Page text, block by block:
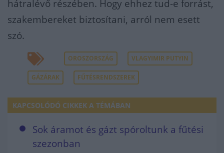
hátralévő részében. Hogy ehhez tud-e forrást,
szakembereket biztosítani, arról nem esett
szó.
OROSZORSZÁG VLAGYIMIR PUTYIN
GÁZÁRAK FŰTÉSRENDSZEREK
KAPCSOLÓDÓ CIKKEK A TÉMÁBAN
Sok áramot és gázt spóroltunk a fűtési
szezonban